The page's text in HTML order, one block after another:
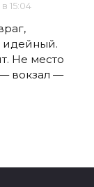
15:04
идейный.
Не место
вокзал —